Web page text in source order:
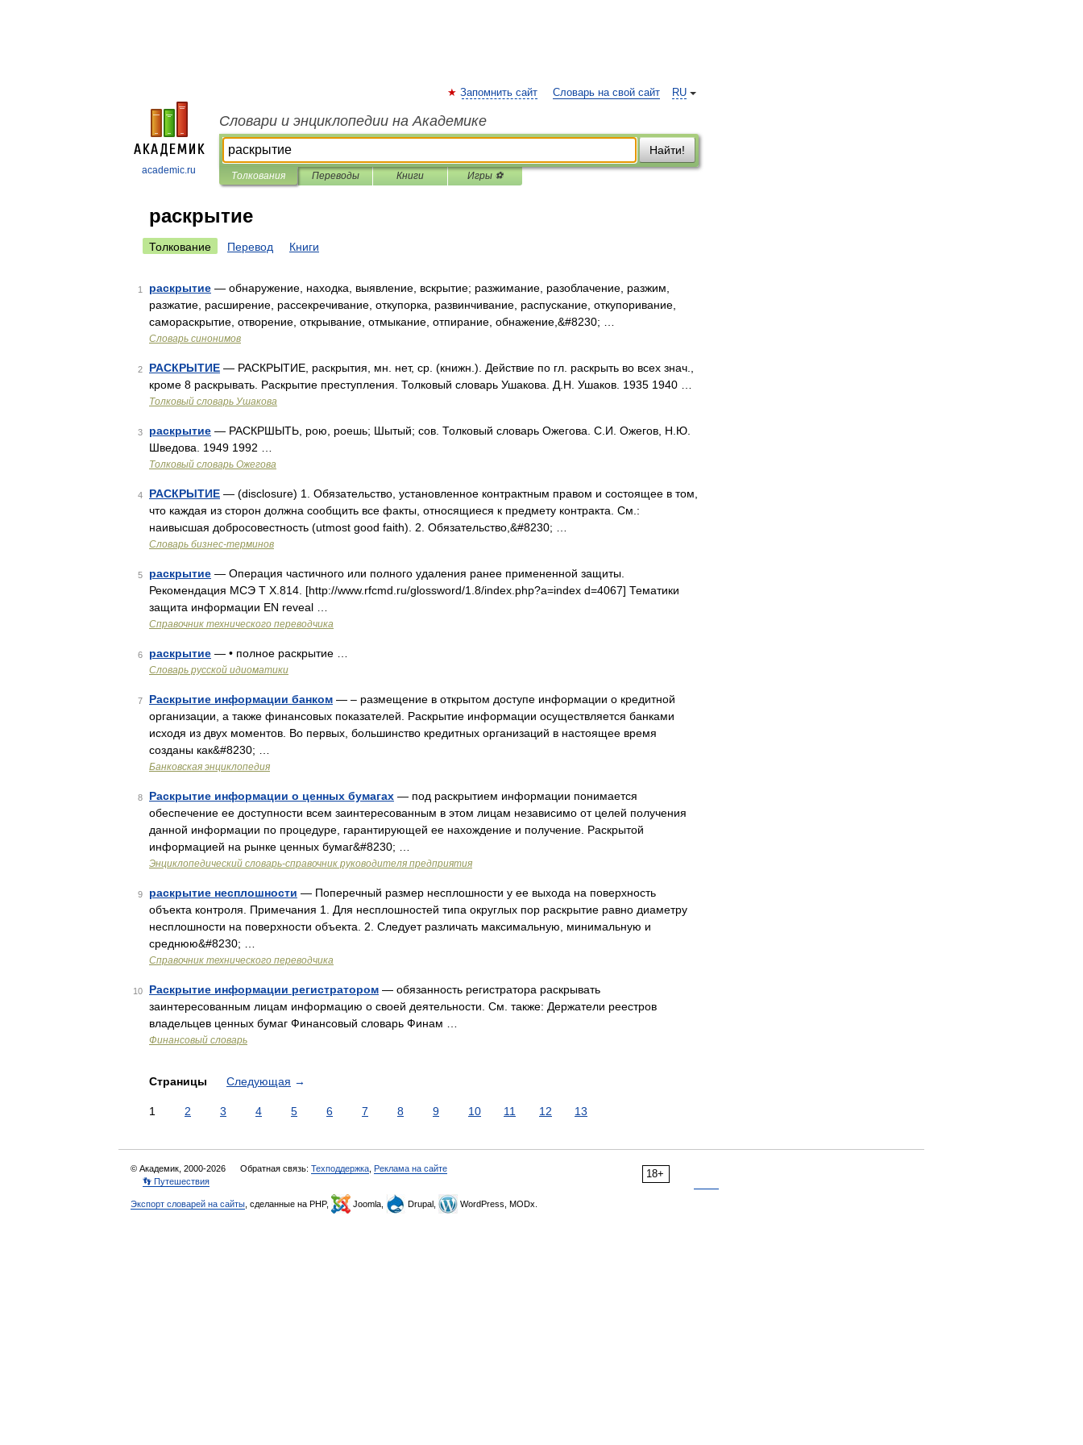
academic.ru
RU
Запомнить сайт Словарь на свой сайт
Словари и энциклопедии на Академике
Найти!
Толкования Переводы Книги Игры ⚽
раскрытие
Толкование Перевод Книги
1 раскрытие — обнаружение, находка, выявление, вскрытие; разжимание, разоблачение, разжим,
разжатие, расширение, рассекречивание, откупорка, развинчивание, распускание, откупоривание,
самораскрытие, отворение, открывание, отмыкание, отпирание, обнажение,&#8230; …
Словарь синонимов
2 РАСКРЫТИЕ — РАСКРЫТИЕ, раскрытия, мн. нет, ср. (книжн.). Действие по гл. раскрыть во всех знач.,
кроме 8 раскрывать. Раскрытие преступления. Толковый словарь Ушакова. Д.Н. Ушаков. 1935 1940 …
Толковый словарь Ушакова
3 раскрытие — РАСКРШЫТЬ, рою, роешь; Шытый; сов. Толковый словарь Ожегова. С.И. Ожегов, Н.Ю.
Шведова. 1949 1992 …
Толковый словарь Ожегова
4 РАСКРЫТИЕ — (disclosure) 1. Обязательство, установленное контрактным правом и состоящее в том,
что каждая из сторон должна сообщить все факты, относящиеся к предмету контракта. См.:
наивысшая добросовестность (utmost good faith). 2. Обязательство,&#8230; …
Словарь бизнес-терминов
5 раскрытие — Операция частичного или полного удаления ранее примененной защиты.
Рекомендация МСЭ Т X.814. [http://www.rfcmd.ru/glossword/1.8/index.php?a=index d=4067] Тематики
защита информации EN reveal …
Справочник технического переводчика
6 раскрытие — • полное раскрытие …
Словарь русской идиоматики
7 Раскрытие информации банком — – размещение в открытом доступе информации о кредитной
организации, а также финансовых показателей. Раскрытие информации осуществляется банками
исходя из двух моментов. Во первых, большинство кредитных организаций в настоящее время
созданы как&#8230; …
Банковская энциклопедия
8 Раскрытие информации о ценных бумагах — под раскрытием информации понимается
обеспечение ее доступности всем заинтересованным в этом лицам независимо от целей получения
данной информации по процедуре, гарантирующей ее нахождение и получение. Раскрытой
информацией на рынке ценных бумаг&#8230; …
Энциклопедический словарь-справочник руководителя предприятия
9 раскрытие несплошности — Поперечный размер несплошности у ее выхода на поверхность
объекта контроля. Примечания 1. Для несплошностей типа округлых пор раскрытие равно диаметру
несплошности на поверхности объекта. 2. Следует различать максимальную, минимальную и
среднюю&#8230; …
Справочник технического переводчика
10 Раскрытие информации регистратором — обязанность регистратора раскрывать
заинтересованным лицам информацию о своей деятельности. См. также: Держатели реестров
владельцев ценных бумаг Финансовый словарь Финам …
Финансовый словарь
Страницы Следующая →
1 2 3 4 5 6 7 8 9 10 11 12 13
18+
© Академик, 2000-2026 Обратная связь: Техподдержка Реклама на сайте
👣 Путешествия
Экспорт словарей на сайты , сделанные на PHP, Joomla, Drupal, WordPress, MODx.